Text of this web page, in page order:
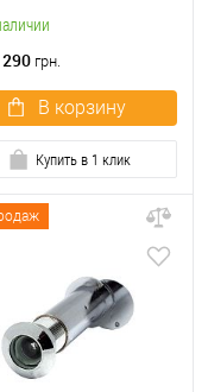
290 грн.
В корзину
Купить в 1 клик